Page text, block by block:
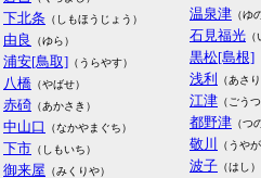
下北条 （しもほうじょう）
由良 （ゆら）
浦安[鳥取] （うらやす）
八橋 （やばせ）
赤碕 （あかさき）
中山口 （なかやまぐち）
下市 （しもいち）
御来屋 （みくりや）
温泉津 （ゆ
石見福光
黒松[島根]
浅利 （あさ
江津 （ごう
都野津 （つ
敬川 （うや
波子 （はし）